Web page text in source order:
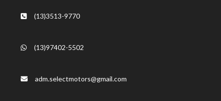
(13)3513-9770
(13)97402-5502
adm.selectmotors@gmail.com